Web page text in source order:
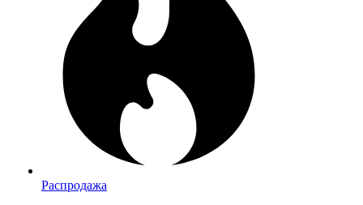
Распродажа